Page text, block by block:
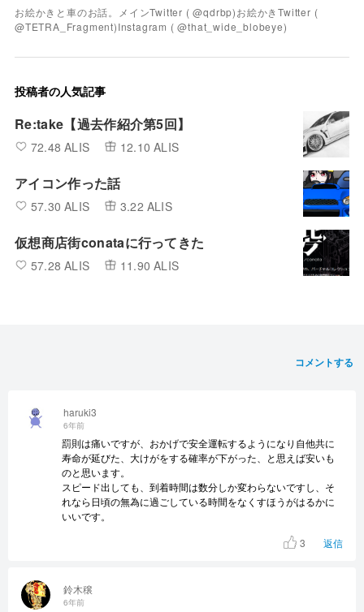
お絵かきと車のお話。メインTwitter ( @qdrbp)お絵かきTwitter (
@TETRA_Fragment)Instagram ( @that_wide_blobeye)
投稿者の人気記事
Re:take【過去作紹介第5回】
72.48 ALIS 12.10 ALIS
アイコン作った話
57.30 ALIS 3.22 ALIS
仮想商店街conataに行ってきた
57.28 ALIS 11.90 ALIS
コメントする
鈴木穣
6年前
haruki3
6年前
罰則は痛いですが、おかげで安全運転するようになり自他共に
寿命が延びた、大けがをする確率が下がった、と思えば安いも
のと思います。
スピード出しても、到着時間は数分しか変わらないですし、そ
れなら日頃の無為に過ごしている時間をなくすほうがはるかに
いいです。
3
返信